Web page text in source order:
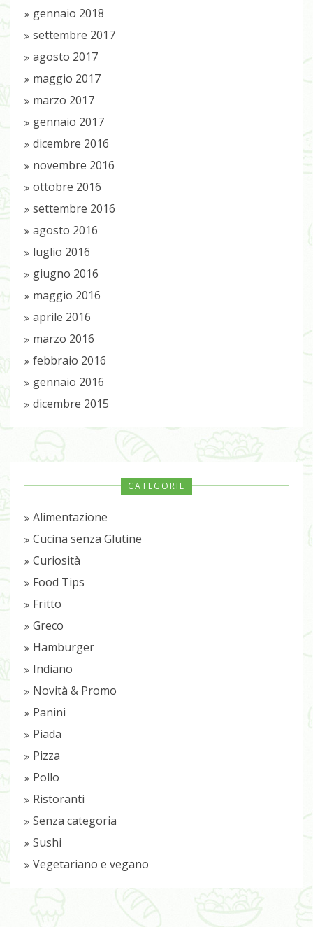
gennaio 2018
settembre 2017
agosto 2017
maggio 2017
marzo 2017
gennaio 2017
dicembre 2016
novembre 2016
ottobre 2016
settembre 2016
agosto 2016
luglio 2016
giugno 2016
maggio 2016
aprile 2016
marzo 2016
febbraio 2016
gennaio 2016
dicembre 2015
CATEGORIE
Alimentazione
Cucina senza Glutine
Curiosità
Food Tips
Fritto
Greco
Hamburger
Indiano
Novità & Promo
Panini
Piada
Pizza
Pollo
Ristoranti
Senza categoria
Sushi
Vegetariano e vegano